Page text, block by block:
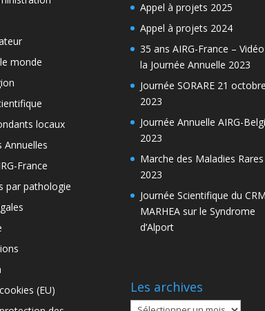
le monde
locaux
Annuelles
France
par pathologie
(EU)
Appel à projets 2025
Appel à projets 2024
35 ans AIRG-France –
la Journée Annuelle 2023
Journée SORARE 21 octobre
2023
Journée Annuelle AIRG-
2023
Marche des Maladies Rares
2023
Journée Scientifique du
MARHEA sur le Syndrome
d’Alport
Les archives
Les